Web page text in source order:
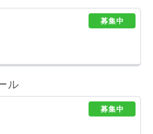
募集中
ル
募集中